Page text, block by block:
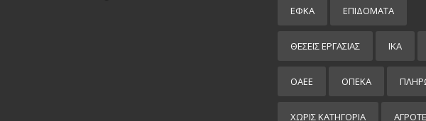
ΕΦΚΑ ΕΠΙΔΌΜΑΤΑ
ΘΕΣΕΙΣ ΕΡΓΑΣΙΑΣ ΙΚΑ
ΟΑΕΕ ΟΠΕΚΑ
ΧΩΡΊΣ ΚΑΤΗΓΟΡΊΑ